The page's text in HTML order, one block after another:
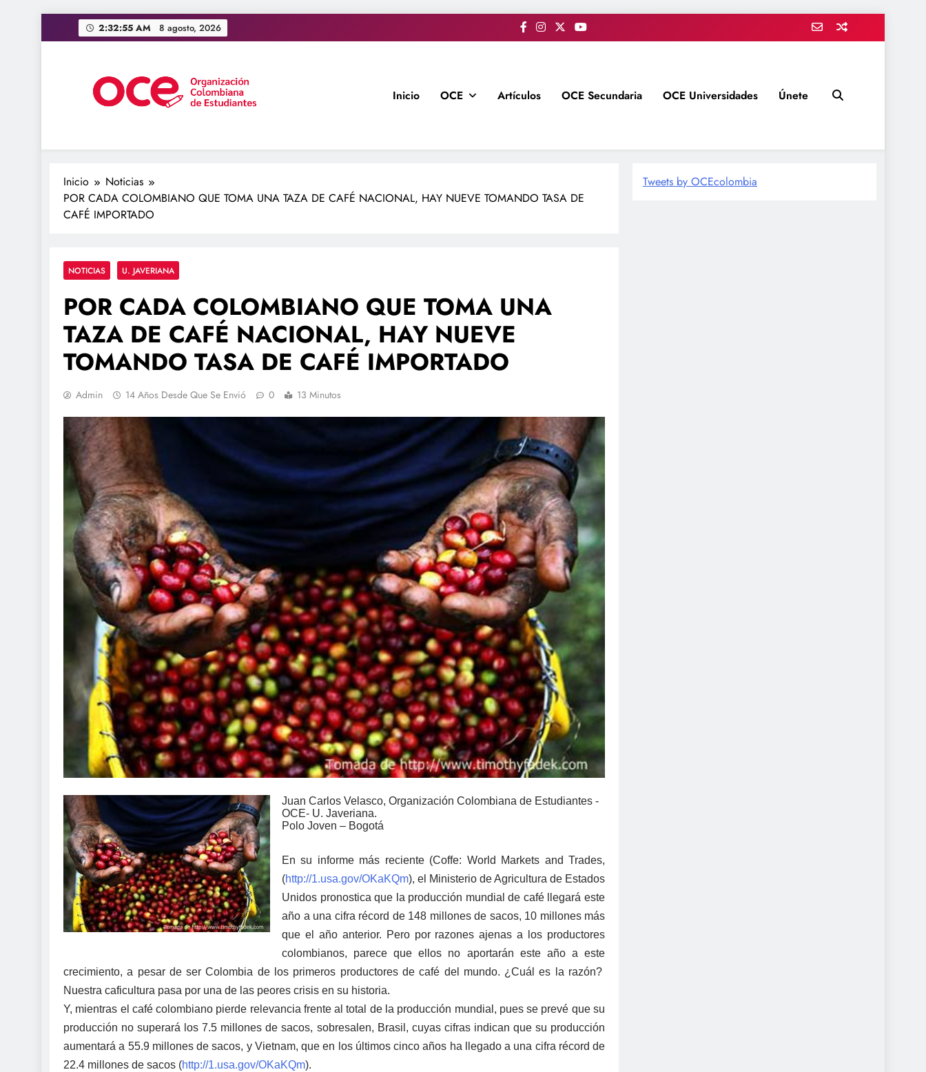
al
2:32:57 AM 8 agosto, 2026
OCE Colombia
Inicio OCE Artículos OCE Secundaria OCE Universidades Únete
Inicio
Noticias
POR CADA COLOMBIANO QUE TOMA UNA TAZA DE CAFÉ NACIONAL, HAY NUEVE TOMANDO TASA DE
CAFÉ IMPORTADO
NOTICIAS U. JAVERIANA
POR CADA COLOMBIANO QUE TOMA UNA
TAZA DE CAFÉ NACIONAL, HAY NUEVE
TOMANDO TASA DE CAFÉ IMPORTADO
Admin 14 Años Desde Que Se Envió 0 13 Minutos
Juan Carlos Velasco, Organización Colombiana de Estudiantes -
OCE- U. Javeriana.
Polo Joven – Bogotá
En su informe más reciente (Coffe: World Markets and Trades,
(http://1.usa.gov/OKaKQm), el Ministerio de Agricultura de Estados
Unidos pronostica que la producción mundial de café llegará este
año a una cifra récord de 148 millones de sacos, 10 millones más
que el año anterior. Pero por razones ajenas a los productores
colombianos, parece que ellos no aportarán este año a este
crecimiento, a pesar de ser Colombia de los primeros productores de café del mundo. ¿Cuál es la razón?
Nuestra caficultura pasa por una de las peores crisis en su historia.
Y, mientras el café colombiano pierde relevancia frente al total de la producción mundial, pues se prevé que su
producción no superará los 7.5 millones de sacos, sobresalen, Brasil, cuyas cifras indican que su producción
aumentará a 55.9 millones de sacos, y Vietnam, que en los últimos cinco años ha llegado a una cifra récord de
22.4 millones de sacos (http://1.usa.gov/OKaKQm).
Tweets by OCEcolombia